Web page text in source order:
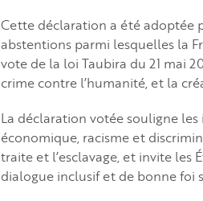
Cette déclaration a été adoptée
abstentions parmi lesquelles la
vote de la loi Taubira du 21 mai
crime contre l’humanité, et la
La déclaration votée souligne
économique, racisme et
traite et l’esclavage, et invite
dialogue inclusif et de bonne foi